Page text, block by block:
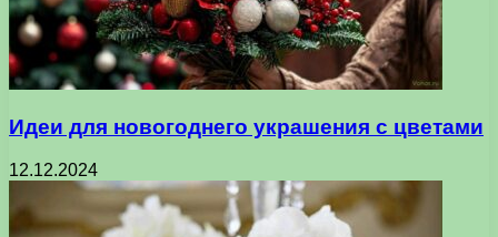
Идеи для новогоднего украшения с цветами
12.12.2024